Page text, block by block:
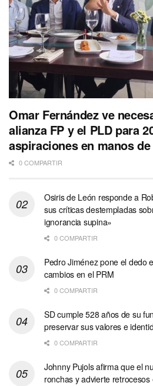
Omar Fernández ve
alianza FP y el PLD para
aspiraciones en manos
0 COMPARTIR
Osiris de León responde a
sus críticas destempladas
ignorancia supina»
0 COMPARTIR
Pedro Jiménez pone el dedo
cambios en el PRM
0 COMPARTIR
SD cumple 528 años de su
preservar sus valores e
0 COMPARTIR
Johnny Pujols afirma que el
ronchas y advierte